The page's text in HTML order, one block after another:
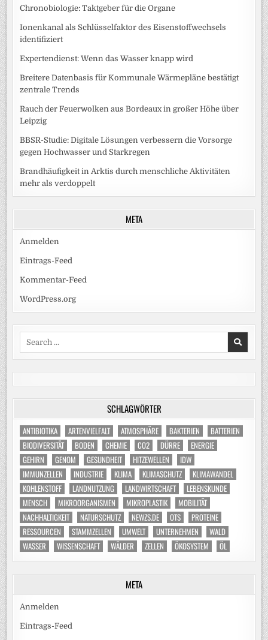
Chronobiologie: Taktgeber für die Organe
Ionenkanal als Schlüsselfaktor des Eisenstoffwechsels
identifiziert
Expertendienst: Wenn das Wasser knapp wird
Breitere Datenbasis für Kommunale Wärmepläne bestätigt
zentrale Trends
Rauch der Feuerwolken aus Bordeaux in großer Höhe über
Leipzig
BBSR-Studie: Digitale Lösungen verbessern die Vorsorge
gegen Hochwasser und Starkregen
Brandhäufigkeit in Arktis durch menschliche Aktivitäten
mehr als verdoppelt
META
Anmelden
Eintrags-Feed
Kommentar-Feed
WordPress.org
Search
SCHLAGWÖRTER
ANTIBIOTIKA ARTENVIELFALT ATMOSPHÄRE BAKTERIEN
BATTERIEN
BIODIVERSITÄT
BODEN CHEMIE CO2 DÜRRE
ENERGIE
GEHIRN
GENOM GESUNDHEIT HITZEWELLEN
IDW
IMMUNZELLEN
INDUSTRIE KLIMA KLIMASCHUTZ
KLIMAWANDEL
KOHLENSTOFF
LANDNUTZUNG LANDWIRTSCHAFT
LEBENSKUNDE
MENSCH
MIKROORGANISMEN MIKROPLASTIK
MOBILITÄT
NACHHALTIGKEIT
NATURSCHUTZ NEWZS.DE OTS
PROTEINE
RESSOURCEN
STAMMZELLEN UMWELT UNTERNEHMEN
WALD
WASSER
WISSENSCHAFT WÄLDER ZELLEN ÖKOSYSTEM ÖL
META
Anmelden
Eintrags-Feed